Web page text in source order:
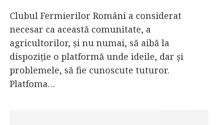
Clubul Fermierilor Români a considerat
necesar ca această comunitate, a
agricultorilor, și nu numai, să aibă la
dispoziție o platformă unde ideile, dar și
problemele, să fie cunoscute tuturor.
Platfoma…